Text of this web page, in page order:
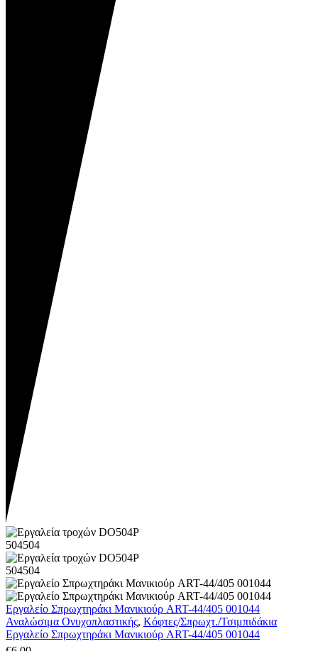
Εργαλείο Σπρωχτηράκι Μανικιούρ ART-44/405 001044
Αναλώσιμα Ονυχοπλαστικής, Κόφτες/Σπρωχτ./Τσιμπιδάκια
Εργαλείο Σπρωχτηράκι Μανικιούρ ART-44/405 001044